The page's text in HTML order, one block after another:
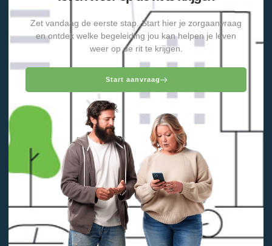
Zet vandaag de eerste stap. Start hier je zorgaanvraag
en ontdek welke begeleiding jou kan helpen je leven
weer op de rit te krijgen.
Start aanvraag